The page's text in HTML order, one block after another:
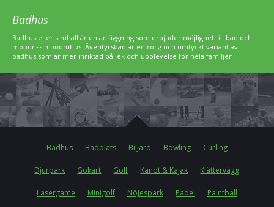
Badhus
Badhus eller simhall är en anläggning som erbjuder möjlighet till bad och
motionssim inomhus. Äventyrsbad är en rolig och omtyckt variant av
badhus som är mer inriktad på lek och upplevelse för hela familjen.
Badhus Badplats Biljard Bowling Curling
Djurpark Gokart Golf Kanot & Kajak Klättervägg
Lasergame Minigolf Nöjespark Padel Paintball